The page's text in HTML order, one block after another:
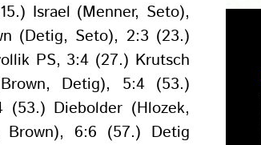
Israel (Menner, Seto),
(Detig, Seto), 2:3 (23.)
PS, 3:4 (27.) Krutsch
Detig), 5:4 (53.)
(53.) Diebolder (Hlozek,
6:6 (57.) Detig